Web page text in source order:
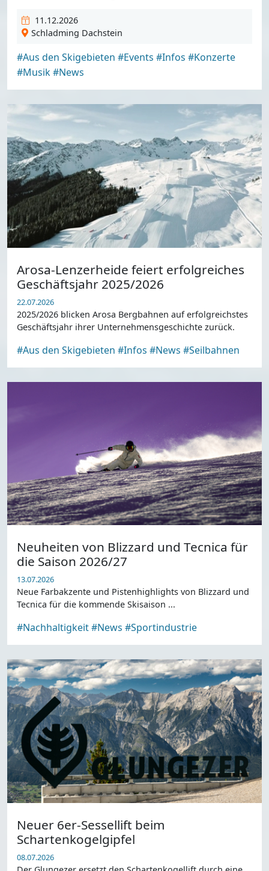
11.12.2026
Schladming Dachstein
#Aus den Skigebieten #Events #Infos #Konzerte
#Musik#News
Arosa-Lenzerheide feiert erfolgreiches
Geschäftsjahr 2025/2026
22.07.2026
2025/2026 blicken Arosa Bergbahnen auf erfolgreichstes
Geschäftsjahr ihrer Unternehmensgeschichte zurück.
#Aus den Skigebieten #Infos #News #Seilbahnen
Neuheiten von Blizzard und Tecnica für
die Saison 2026/27
13.07.2026
Neue Farbakzente und Pistenhighlights von Blizzard und
Tecnica für die kommende Skisaison ...
#Nachhaltigkeit#News #Sportindustrie
Neuer 6er-Sessellift beim
Schartenkogelgipfel
08.07.2026